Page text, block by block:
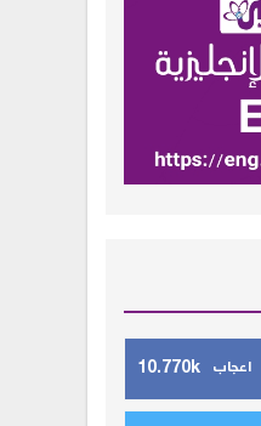
10.770k اعجاب